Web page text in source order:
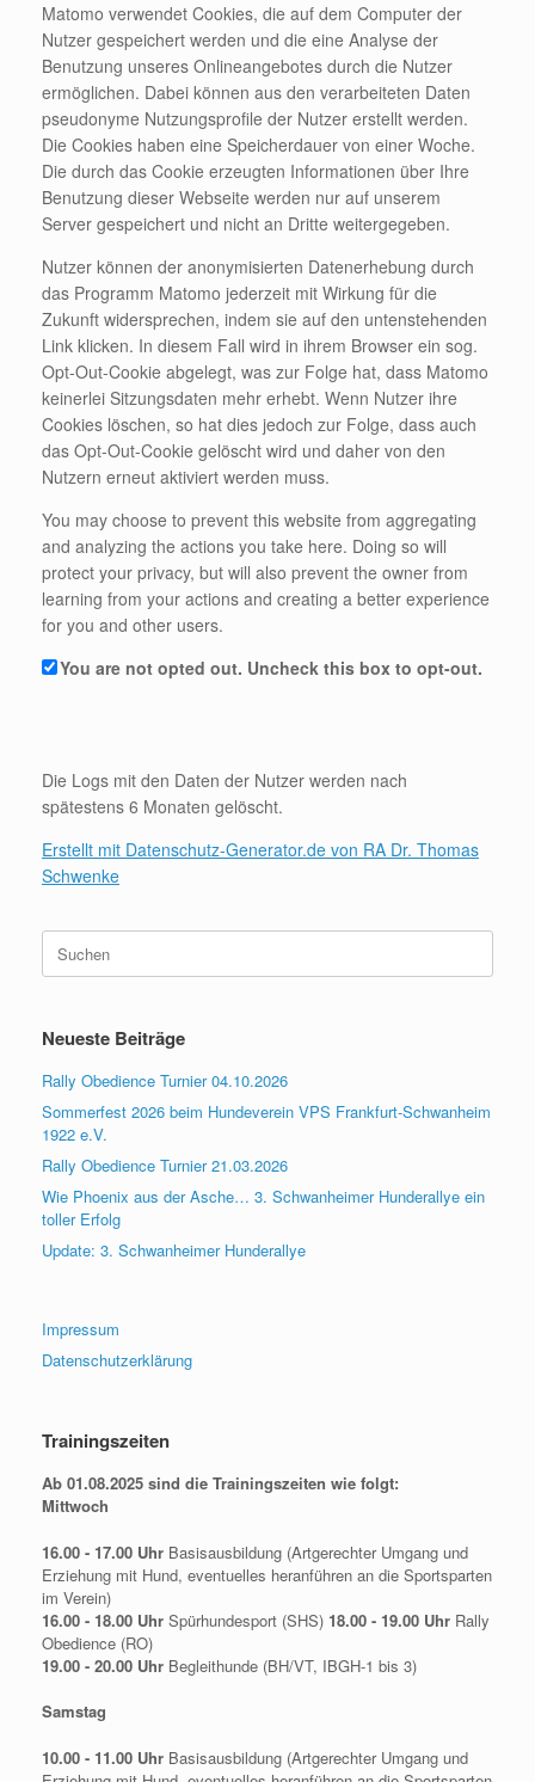
Matomo verwendet Cookies, die auf dem Computer der
Nutzer gespeichert werden und die eine Analyse der
Benutzung unseres Onlineangebotes durch die Nutzer
ermöglichen. Dabei können aus den verarbeiteten Daten
pseudonyme Nutzungsprofile der Nutzer erstellt werden.
Die Cookies haben eine Speicherdauer von einer Woche.
Die durch das Cookie erzeugten Informationen über Ihre
Benutzung dieser Webseite werden nur auf unserem
Server gespeichert und nicht an Dritte weitergegeben.
Nutzer können der anonymisierten Datenerhebung durch
das Programm Matomo jederzeit mit Wirkung für die
Zukunft widersprechen, indem sie auf den untenstehenden
Link klicken. In diesem Fall wird in ihrem Browser ein sog.
Opt-Out-Cookie abgelegt, was zur Folge hat, dass Matomo
keinerlei Sitzungsdaten mehr erhebt. Wenn Nutzer ihre
Cookies löschen, so hat dies jedoch zur Folge, dass auch
das Opt-Out-Cookie gelöscht wird und daher von den
Nutzern erneut aktiviert werden muss.
You may choose to prevent this website from aggregating
and analyzing the actions you take here. Doing so will
protect your privacy, but will also prevent the owner from
learning from your actions and creating a better experience
for you and other users.
You are not opted out. Uncheck this box to opt-out.
Die Logs mit den Daten der Nutzer werden nach
spätestens 6 Monaten gelöscht.
Erstellt mit Datenschutz-Generator.de von RA Dr. Thomas
Schwenke
nach:
Neueste Beiträge
Rally Obedience Turnier 04.10.2026
Sommerfest 2026 beim Hundeverein VPS Frankfurt-Schwanheim
1922 e.V.
Rally Obedience Turnier 21.03.2026
Wie Phoenix aus der Asche… 3. Schwanheimer Hunderallye ein
toller Erfolg
Update: 3. Schwanheimer Hunderallye
Impressum
Datenschutzerklärung
Trainingszeiten
Ab 01.08.2025 sind die Trainingszeiten wie folgt:
Mittwoch
16.00 - 17.00 Uhr Basisausbildung (Artgerechter Umgang und
Erziehung mit Hund, eventuelles heranführen an die Sportsparten
im Verein)
16.00 - 18.00 Uhr Spürhundesport (SHS) 18.00 - 19.00 Uhr Rally
Obedience (RO)
19.00 - 20.00 Uhr Begleithunde (BH/VT, IBGH-1 bis 3)
Samstag
10.00 - 11.00 Uhr Basisausbildung (Artgerechter Umgang und